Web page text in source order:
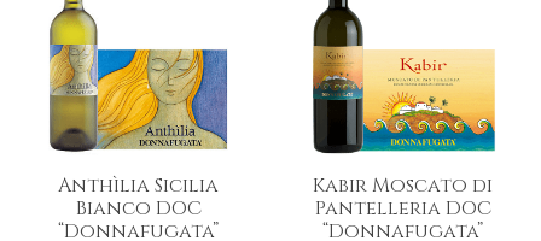
Anthìlia Sicilia
Bianco DOC
“Donnafugata”
varianti.
Le
opzioni
possono
scelte
Kabir Moscato di
Pantelleria DOC
“Donnafugata”